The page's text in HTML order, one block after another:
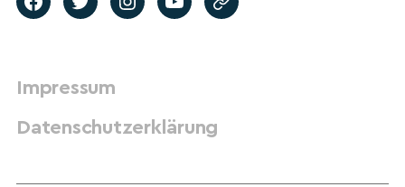
Impressum
Datenschutzerklärung